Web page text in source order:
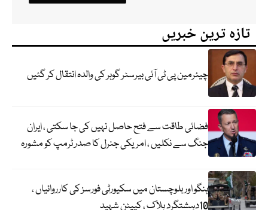
تازہ ترین خبریں
چیئرمین پی ٹی آئی بیرسٹر گوہر کی والدہ انتقال کر گئیں
فضائی طاقت سے فتح حاصل نہیں کی جا سکتی ، ایران
جنگ سے نکلیں ، امریکی جنرل کا صدر ٹرمپ کو مشورہ
ہنگو اور بلوچستان میں سکیورٹی فورسز کی کارروائیاں ،
10دہشتگرد ہلاک ، کیپٹن شہید